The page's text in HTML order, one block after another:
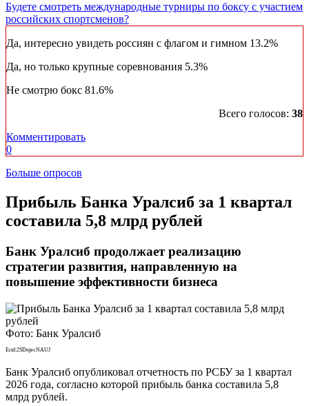
Будете смотреть международные турниры по боксу с участием
российских спортсменов?
Да, интересно увидеть россиян с флагом и гимном 13.2%
Да, но только крупные соревнования 5.3%
Не смотрю бокс 81.6%
Всего голосов: 38
Комментировать
0
Больше опросов
​Прибыль Банка Уралсиб за 1 квартал
составила 5,8 млрд рублей
Банк Уралсиб продолжает реализацию
стратегии развития, направленную на
повышение эффективности бизнеса
Фото: Банк Уралсиб
Erid:2SDnjecNAUJ
Банк Уралсиб опубликовал отчетность по РСБУ за 1 квартал
2026 года, согласно которой прибыль банка составила 5,8
млрд рублей.